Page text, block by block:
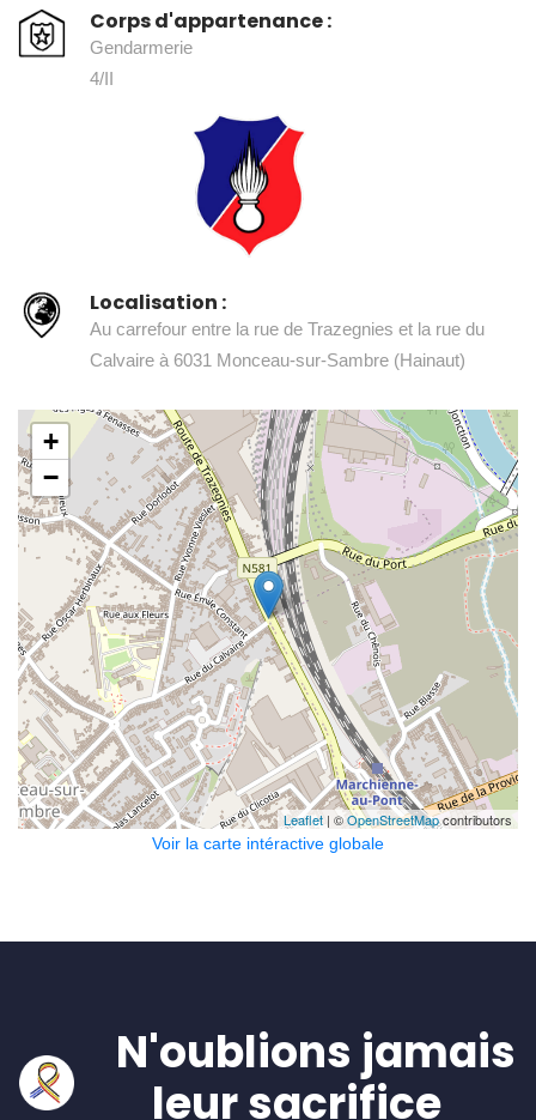
Corps d'appartenance :
Gendarmerie
4/II
Localisation :
Au carrefour entre la rue de Trazegnies et la rue du
Calvaire à 6031 Monceau-sur-Sambre (Hainaut)
+
−
Leaflet | ©OpenStreetMapcontributors
Voir la carte intéractive globale
N'oublions jamais
leur sacrifice